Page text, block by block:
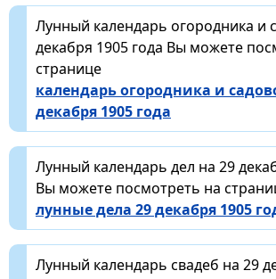
Лунный календарь огородника и
декабря 1905 года Вы можете
странице
календарь огородника и
декабря 1905 года
Лунный календарь дел на 29
Вы можете посмотреть на
лунные дела 29 декабря 1905
Лунный календарь свадеб на 29